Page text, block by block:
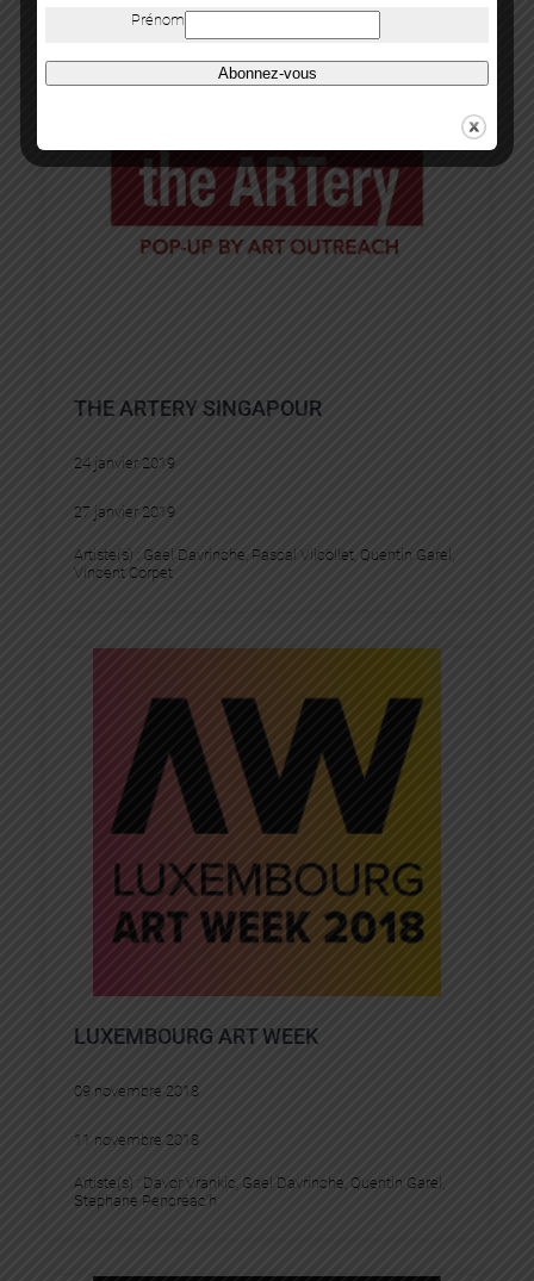
THE ARTERY SINGAPOUR
24 janvier 2019
27 janvier 2019
Artiste(s) : Gael Davrinche Pascal Vilcollet Quentin Garel
Vincent Corpet
LUXEMBOURG ART WEEK
09 novembre 2018
11 novembre 2018
Artiste(s) : Davor Vrankic Gael Davrinche Quentin Garel
Stephane Pencréac’h
Prénom
Abonnez-vous